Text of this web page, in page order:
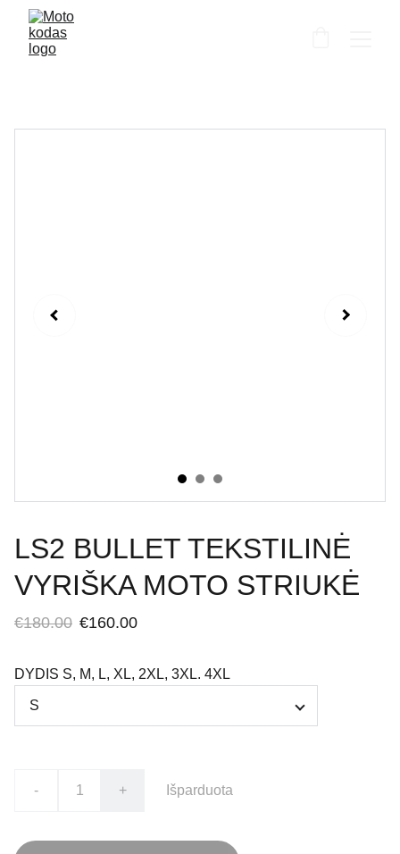
LS2 BULLET TEKSTILINĖ
VYRIŠKA MOTO STRIUKĖ
€180.00 €160.00
DYDIS S, M, L, XL, 2XL, 3XL. 4XL
- + Išparduota